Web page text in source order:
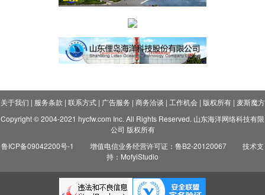
关于我们 | 服务条款 | 联系方式| 广告服务 | 商务洽谈 | 工作机会| 版权所有| 麦斯魔方
Copyright © 2004-2021 hycfw.com Inc. All Rights Reserved. 山东海洋网络科技有限
公司 版权所有
鲁ICP备09042200号-1
增值电信业务经营许可证：鲁B2-20120067
技术支
持：MofyiStudio